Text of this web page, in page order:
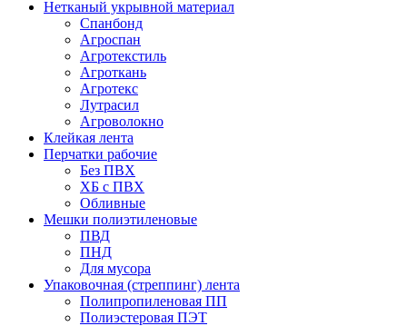
Нетканый укрывной материал
Спанбонд
Агроспан
Агротекстиль
Агроткань
Агротекс
Лутрасил
Агроволокно
Клейкая лента
Перчатки рабочие
Без ПВХ
ХБ с ПВХ
Обливные
Мешки полиэтиленовые
ПВД
ПНД
Для мусора
Упаковочная (стреппинг) лента
Полипропиленовая ПП
Полиэстеровая ПЭТ